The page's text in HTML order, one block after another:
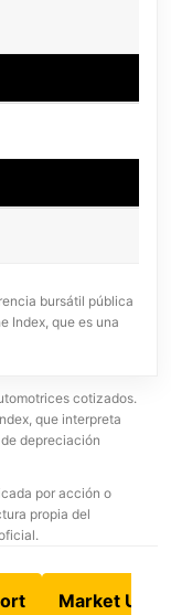
bursátil pública
Index, que es una
cotizados.
que interpreta
depreciación
por acción o
propia del
Market